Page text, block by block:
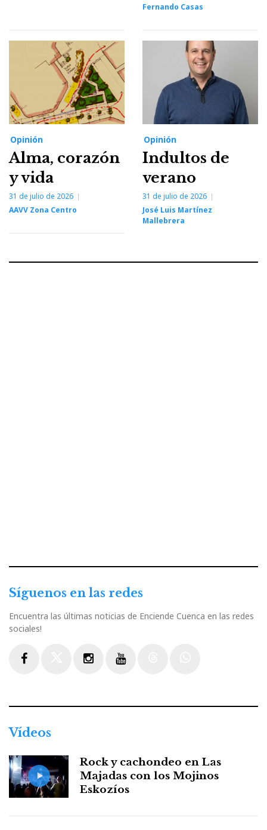
Fernando Casas
Opinión
Alma, corazón
y vida
31 de julio de 2026
AAVV Zona Centro
Opinión
Indultos de
verano
31 de julio de 2026
José Luis Martínez
Mallebrera
Síguenos en las redes
Encuentra las últimas noticias de Enciende Cuenca en las redes
sociales!
Vídeos
Rock y cachondeo en Las
Majadas con los Mojinos
Eskozíos